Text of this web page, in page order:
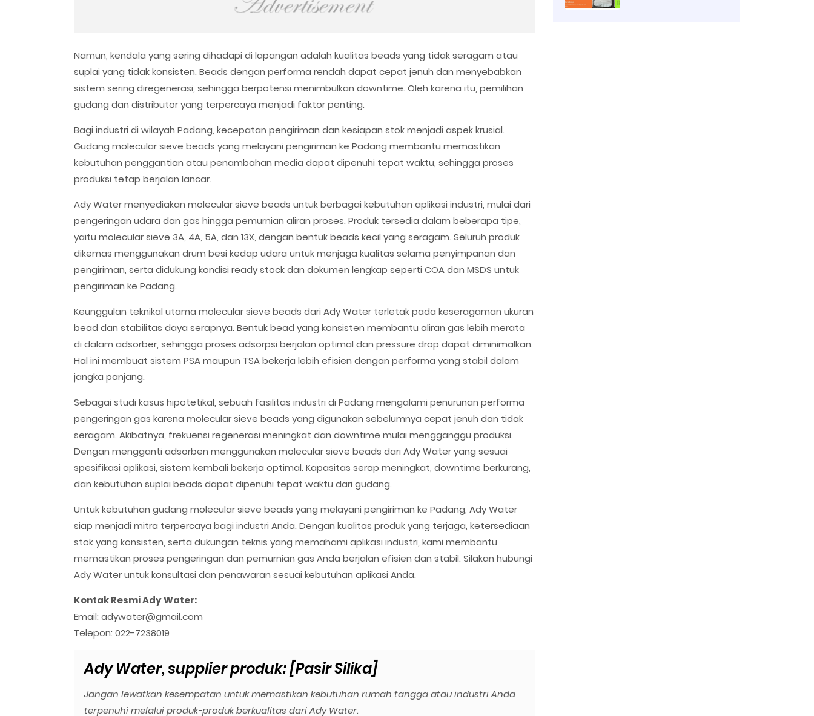
Namun, kendala yang sering dihadapi di lapangan adalah kualitas beads yang tidak seragam atau
suplai yang tidak konsisten. Beads dengan performa rendah dapat cepat jenuh dan menyebabkan
sistem sering diregenerasi, sehingga berpotensi menimbulkan downtime. Oleh karena itu, pemilihan
gudang dan distributor yang terpercaya menjadi faktor penting.
Bagi industri di wilayah Padang, kecepatan pengiriman dan kesiapan stok menjadi aspek krusial.
Gudang molecular sieve beads yang melayani pengiriman ke Padang membantu memastikan
kebutuhan penggantian atau penambahan media dapat dipenuhi tepat waktu, sehingga proses
produksi tetap berjalan lancar.
Ady Water menyediakan molecular sieve beads untuk berbagai kebutuhan aplikasi industri, mulai dari
pengeringan udara dan gas hingga pemurnian aliran proses. Produk tersedia dalam beberapa tipe,
yaitu molecular sieve 3A, 4A, 5A, dan 13X, dengan bentuk beads kecil yang seragam. Seluruh produk
dikemas menggunakan drum besi kedap udara untuk menjaga kualitas selama penyimpanan dan
pengiriman, serta didukung kondisi ready stock dan dokumen lengkap seperti COA dan MSDS untuk
pengiriman ke Padang.
Keunggulan teknikal utama molecular sieve beads dari Ady Water terletak pada keseragaman ukuran
bead dan stabilitas daya serapnya. Bentuk bead yang konsisten membantu aliran gas lebih merata
di dalam adsorber, sehingga proses adsorpsi berjalan optimal dan pressure drop dapat diminimalkan.
Hal ini membuat sistem PSA maupun TSA bekerja lebih efisien dengan performa yang stabil dalam
jangka panjang.
Sebagai studi kasus hipotetikal, sebuah fasilitas industri di Padang mengalami penurunan performa
pengeringan gas karena molecular sieve beads yang digunakan sebelumnya cepat jenuh dan tidak
seragam. Akibatnya, frekuensi regenerasi meningkat dan downtime mulai mengganggu produksi.
Dengan mengganti adsorben menggunakan molecular sieve beads dari Ady Water yang sesuai
spesifikasi aplikasi, sistem kembali bekerja optimal. Kapasitas serap meningkat, downtime berkurang,
dan kebutuhan suplai beads dapat dipenuhi tepat waktu dari gudang.
Untuk kebutuhan gudang molecular sieve beads yang melayani pengiriman ke Padang, Ady Water
siap menjadi mitra terpercaya bagi industri Anda. Dengan kualitas produk yang terjaga, ketersediaan
stok yang konsisten, serta dukungan teknis yang memahami aplikasi industri, kami membantu
memastikan proses pengeringan dan pemurnian gas Anda berjalan efisien dan stabil. Silakan hubungi
Ady Water untuk konsultasi dan penawaran sesuai kebutuhan aplikasi Anda.
Kontak Resmi Ady Water:
Email: adywater@gmail.com
Telepon: 022-7238019
Ady Water, supplier produk: [Pasir Silika]
Jangan lewatkan kesempatan untuk memastikan kebutuhan rumah tangga atau industri Anda
terpenuhi melalui produk-produk berkualitas dari Ady Water.